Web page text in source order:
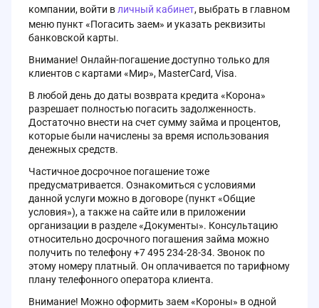
компании, войти в личный кабинет, выбрать в главном
меню пункт «Погасить заем» и указать реквизиты
банковской карты.
Внимание! Онлайн-погашение доступно только для
клиентов с картами «Мир», MasterCard, Visa.
В любой день до даты возврата кредита «Корона»
разрешает полностью погасить задолженность.
Достаточно внести на счет сумму займа и процентов,
которые были начислены за время использования
денежных средств.
Частичное досрочное погашение тоже
предусматривается. Ознакомиться с условиями
данной услуги можно в договоре (пункт «Общие
условия»), а также на сайте или в приложении
организации в разделе «Документы». Консультацию
относительно досрочного погашения займа можно
получить по телефону +7 495 234-28-34. Звонок по
этому номеру платный. Он оплачивается по тарифному
плану телефонного оператора клиента.
Внимание! Можно оформить заем «Короны» в одной